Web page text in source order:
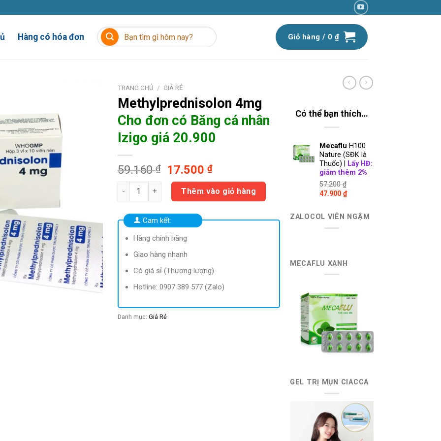
Hàng có hóa đơn
Tìm
kiếm:
Giỏ hàng / 0 ₫
TRANG CHỦ / GIÁ RẺ
Methylprednisolon 4mg
Cho đơn có Băng cá nhân
Izigo giá 20.900
59.160₫
Giá
gốc
59.160 ₫.
17.500₫Giá
hiện
tại
là:
17.500 ₫.
Methylprednisolon 4mg Cho đơn có Băng cá nhân Izigo giá 20.900 số lượng
Thêm vào giỏ hàng
Cam kết:
Hàng chính hãng
Giao hàng nhanh
Có giá sỉ (Thương lượng)
Hotline: 0907 389 577 (Zalo)
Danh mục: Giá Rẻ
Có thể bạn thích…
Mecaflu H100
Nature (SĐK là
Thuốc) |
Lấy HĐ:
giảm thêm 2%
57.200₫
Giá
là:
57.200 ₫.
47.900 ₫Giá
tại
là:
ZALOCOL VIÊN NGẬM
MECAFLU XANH
GEL TRỊ MỤN CIACCA